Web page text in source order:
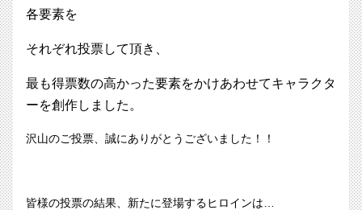
各要素を
それぞれ投票して頂き、
最も得票数の高かった要素をかけあわせてキャラクタ
ーを創作しました。
沢山のご投票、誠にありがとうございました！！
皆様の投票の結果、新たに登場するヒロインは…